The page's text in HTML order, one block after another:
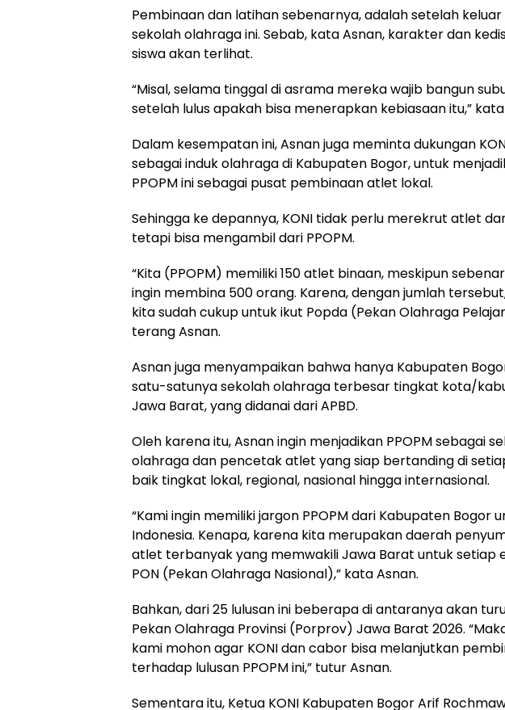
Pembinaan dan latihan sebenarnya, adalah setelah
sekolah olahraga ini. Sebab, kata Asnan, karakter dan
siswa akan terlihat.
“Misal, selama tinggal di asrama mereka wajib bangun
setelah lulus apakah bisa menerapkan kebiasaan itu,”
Dalam kesempatan ini, Asnan juga meminta dukungan
sebagai induk olahraga di Kabupaten Bogor, untuk
PPOPM ini sebagai pusat pembinaan atlet lokal.
Sehingga ke depannya, KONI tidak perlu merekrut atlet
tetapi bisa mengambil dari PPOPM.
“Kita (PPOPM) memiliki 150 atlet binaan, meskipun
ingin membina 500 orang. Karena, dengan jumlah
kita sudah cukup untuk ikut Popda (Pekan Olahraga
terang Asnan.
Asnan juga menyampaikan bahwa hanya Kabupaten
satu-satunya sekolah olahraga terbesar tingkat kota/
Jawa Barat, yang didanai dari APBD.
Oleh karena itu, Asnan ingin menjadikan PPOPM sebagai
olahraga dan pencetak atlet yang siap bertanding di
baik tingkat lokal, regional, nasional hingga internasional.
“Kami ingin memiliki jargon PPOPM dari Kabupaten Bogor
Indonesia. Kenapa, karena kita merupakan daerah
atlet terbanyak yang memwakili Jawa Barat untuk setiap
PON (Pekan Olahraga Nasional),” kata Asnan.
Bahkan, dari 25 lulusan ini beberapa di antaranya akan
Pekan Olahraga Provinsi (Porprov) Jawa Barat 2026.
kami mohon agar KONI dan cabor bisa melanjutkan
terhadap lulusan PPOPM ini,” tutur Asnan.
Sementara itu, Ketua KONI Kabupaten Bogor Arif